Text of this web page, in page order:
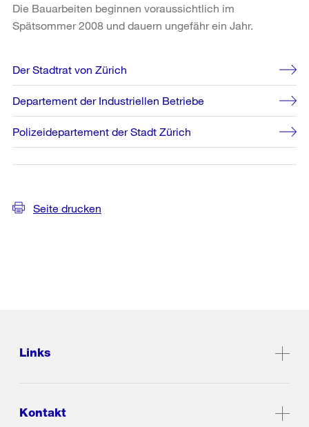
Die Bauarbeiten beginnen voraussichtlich im
Spätsommer 2008 und dauern ungefähr ein Jahr.
Weitere
Informationen
Der Stadtrat von Zürich
Departement der Industriellen Betriebe
Polizeidepartement der Stadt Zürich
Seite drucken
Links
Kontakt